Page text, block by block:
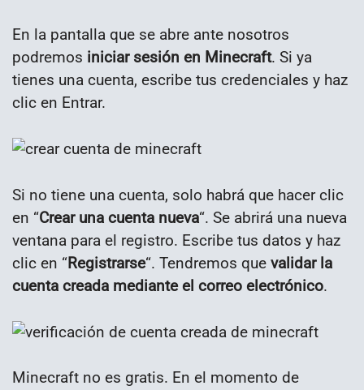
En la pantalla que se abre ante nosotros
podremos iniciar sesión en Minecraft. Si ya
tienes una cuenta, escribe tus credenciales y haz
clic en Entrar.
Si no tiene una cuenta, solo habrá que hacer clic
en “Crear una cuenta nueva“. Se abrirá una nueva
ventana para el registro. Escribe tus datos y haz
clic en “Registrarse“. Tendremos que validar la
cuenta creada mediante el correo electrónico.
Minecraft no es gratis. En el momento de